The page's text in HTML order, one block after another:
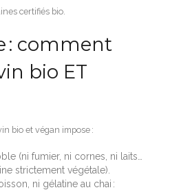
certifiés bio.
: comment
bio ET
bio et végan impose :
(ni fumier, ni cornes, ni laits…
strictement végétale).
ni gélatine au chai :